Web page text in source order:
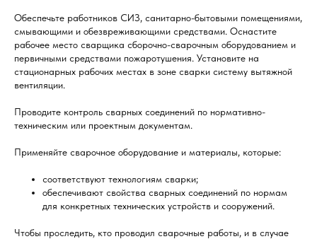
Обеспечьте работников СИЗ, санитарно-бытовыми помещениями,
смывающими и обезвреживающими средствами. Оснастите
рабочее место сварщика сборочно-сварочным оборудованием и
первичными средствами пожаротушения. Установите на
стационарных рабочих местах в зоне сварки систему вытяжной
вентиляции.
Проводите контроль сварных соединений по нормативно-
техническим или проектным документам.
Применяйте сварочное оборудование и материалы, которые:
соответствуют технологиям сварки;
обеспечивают свойства сварных соединений по нормам
для конкретных технических устройств и сооружений.
Чтобы проследить, кто проводил сварочные работы, и в случае